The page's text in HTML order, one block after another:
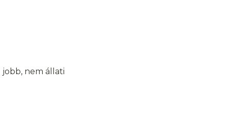
jobb, nem állati